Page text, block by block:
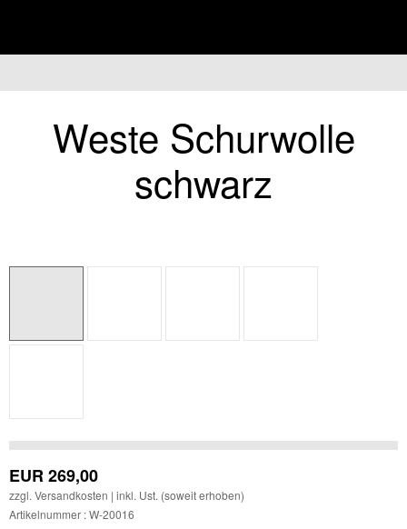
Weste Schurwolle
schwarz
EUR269,00
zzgl. Versandkosten | inkl. Ust. (soweit erhoben)
Artikelnummer : W-20016